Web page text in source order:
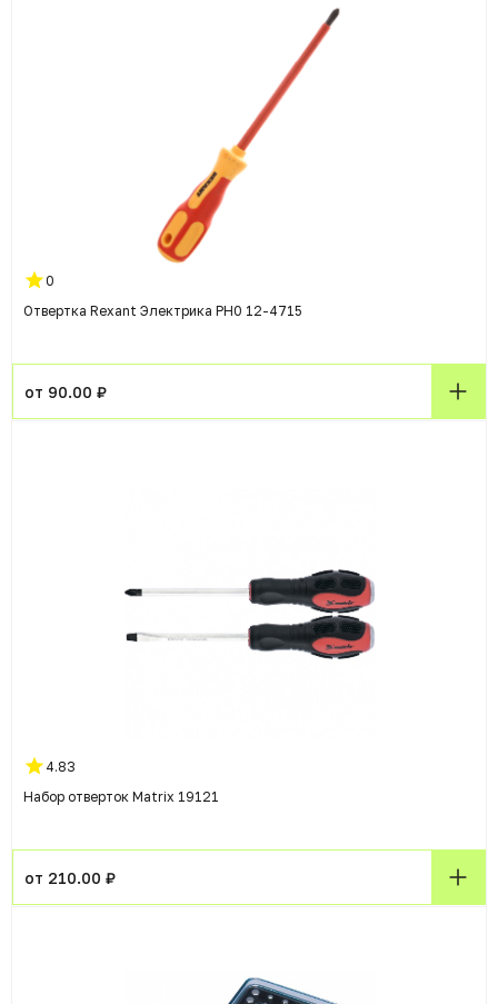
0
Отвертка Rexant Электрика PH0 12-4715
от 90.00 ₽
4.83
Набор отверток Matrix 19121
от 210.00 ₽